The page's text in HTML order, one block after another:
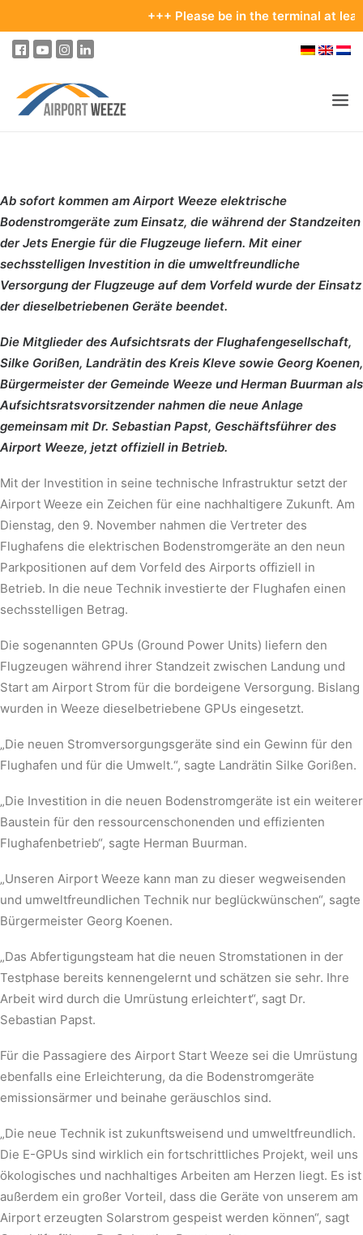
+++ Please be in the terminal at least
FLIGHTS
HOW TO GET TO THE AIRPORT
PARKING
OUR DESTINATIONS
Ab sofort kommen am Airport Weeze elektrische
Bodenstromgeräte zum Einsatz, die während der Standzeiten
der Jets Energie für die Flugzeuge liefern. Mit einer
sechsstelligen Investition in die umweltfreundliche
Versorgung der Flugzeuge auf dem Vorfeld wurde der Einsatz
der dieselbetriebenen Geräte beendet.
Die Mitglieder des Aufsichtsrats der Flughafengesellschaft,
Silke Gorißen, Landrätin des Kreis Kleve sowie Georg Koenen,
Bürgermeister der Gemeinde Weeze und Herman Buurman als
Aufsichtsratsvorsitzender nahmen die neue Anlage
gemeinsam mit Dr. Sebastian Papst, Geschäftsführer des
Airport Weeze, jetzt offiziell in Betrieb.
Mit der Investition in seine technische Infrastruktur setzt der
Airport Weeze ein Zeichen für eine nachhaltigere Zukunft. Am
Dienstag, den 9. November nahmen die Vertreter des
Flughafens die elektrischen Bodenstromgeräte an den neun
Parkpositionen auf dem Vorfeld des Airports offiziell in
Betrieb. In die neue Technik investierte der Flughafen einen
sechsstelligen Betrag.
Die sogenannten GPUs (Ground Power Units) liefern den
Flugzeugen während ihrer Standzeit zwischen Landung und
Start am Airport Strom für die bordeigene Versorgung. Bislang
wurden in Weeze dieselbetriebene GPUs eingesetzt.
„Die neuen Stromversorgungsgeräte sind ein Gewinn für den
Flughafen und für die Umwelt.“, sagte Landrätin Silke Gorißen.
„Die Investition in die neuen Bodenstromgeräte ist ein weiterer
Baustein für den ressourcenschonenden und effizienten
Flughafenbetrieb“, sagte Herman Buurman.
„Unseren Airport Weeze kann man zu dieser wegweisenden
und umweltfreundlichen Technik nur beglückwünschen“, sagte
Bürgermeister Georg Koenen.
„Das Abfertigungsteam hat die neuen Stromstationen in der
Testphase bereits kennengelernt und schätzen sie sehr. Ihre
Arbeit wird durch die Umrüstung erleichtert“, sagt Dr.
Sebastian Papst.
Für die Passagiere des Airport Start Weeze sei die Umrüstung
ebenfalls eine Erleichterung, da die Bodenstromgeräte
emissionsärmer und beinahe geräuschlos sind.
„Die neue Technik ist zukunftsweisend und umweltfreundlich.
Die E-GPUs sind wirklich ein fortschrittliches Projekt, weil uns
ökologisches und nachhaltiges Arbeiten am Herzen liegt. Es ist
außerdem ein großer Vorteil, dass die Geräte von unserem am
Airport erzeugten Solarstrom gespeist werden können“, sagt